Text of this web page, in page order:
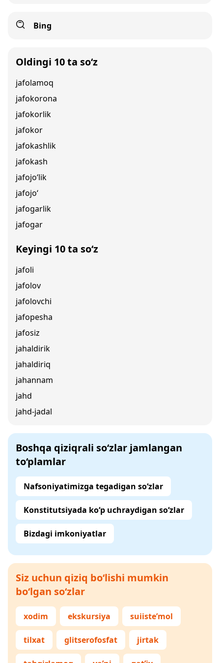
Bing
Oldingi 10 ta so‘z
jafolamoq
jafokorona
jafokorlik
jafokor
jafokashlik
jafokash
jafojo‘lik
jafojo‘
jafogarlik
jafogar
Keyingi 10 ta so‘z
jafoli
jafolov
jafolovchi
jafopesha
jafosiz
jahaldirik
jahaldiriq
jahannam
jahd
jahd-jadal
Boshqa qiziqrali so‘zlar jamlangan
to‘plamlar
Nafsoniyatimizga tegadigan so‘zlar
Konstitutsiyada ko‘p uchraydigan so‘zlar
Bizdagi imkoniyatlar
Siz uchun qiziq bo‘lishi mumkin
bo‘lgan so‘zlar
xodim ekskursiya suiiste’mol
tilxat glitserofosfat jirtak